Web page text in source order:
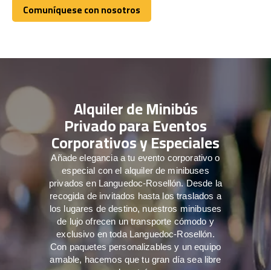
Comuníquese con nosotros
Comuníquese con nosotros
Alquiler de Minibús
Privado para Eventos
Corporativos y Especiales
Añade elegancia a tu evento corporativo o
especial con el alquiler de minibuses
privados en Languedoc-Rosellón. Desde la
recogida de invitados hasta los traslados a
los lugares de destino, nuestros minibuses
de lujo ofrecen un transporte cómodo y
exclusivo en toda Languedoc-Rosellón.
Con paquetes personalizables y un equipo
amable, hacemos que tu gran día sea libre